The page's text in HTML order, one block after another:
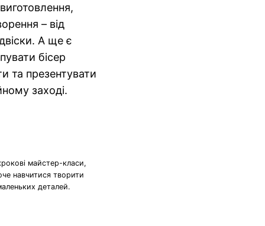
– від
А ще є
бісер
та презентувати
заході.
майстер-класи,
навчитися творити
деталей.